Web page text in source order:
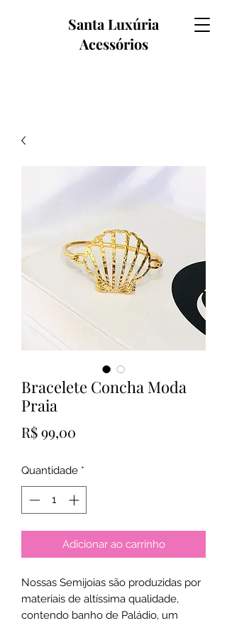
Santa Luxúria
Acessórios
Bracelete Concha Moda
Praia
R$ 99,00
Quantidade *
Adicionar ao carrinho
Nossas Semijoias são produzidas por
materiais de altíssima qualidade,
contendo banho de Paládio, um